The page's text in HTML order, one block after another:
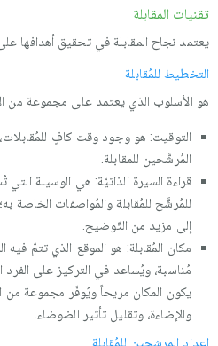
تقنيات المقابلة
يعتمد نجاح المقابلة في تحقيق أهدافها
التخطيط للمُقابلة
هو الأسلوب الذي يعتمد على مجموعة من
التوقيت: هو وجود وقت كافٍ
المُرشَّحين للمقابلة.
قراءة السيرة الذاتيّة: هي الوسيلة
للمُرشَّح للمُقابلة والمُواصفات الخاصة
إلى مزيد من التّوضيح.
مكان المُقابلة: هو الموقع الذي تتمّ
مُناسبة، ويُساعد في التركيز على الفرد
يكون المكان مريحاً ويُوفّر مجموعة من
والإضاءة، وتقليل تأثير الضوضاء.
إعداد المرشحين للمُقابلة